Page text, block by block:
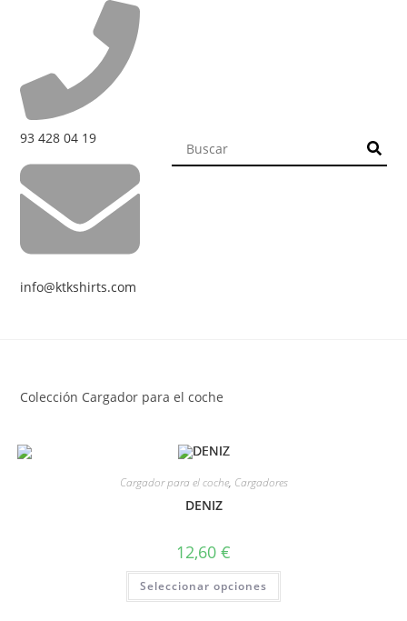
93 428 04 19
info@ktkshirts.com
Colección Cargador para el coche
Cargador para el coche, Cargadores
DENIZ
12,60 €
Seleccionar opciones